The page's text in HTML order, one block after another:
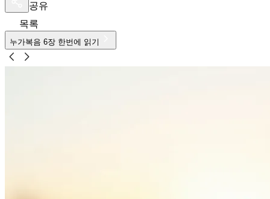
공유
목록
누가복음 6장 한번에 읽기